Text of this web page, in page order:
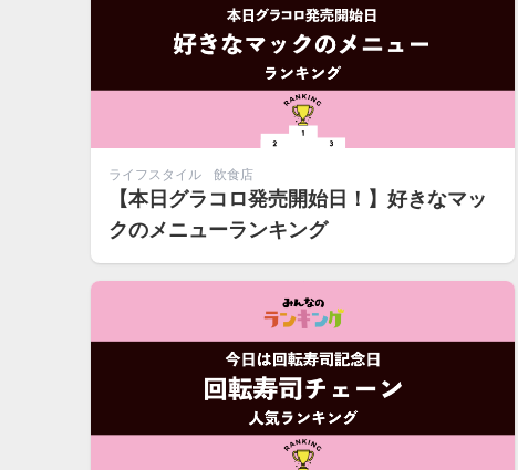
ライフスタイル 飲食店
【本日グラコロ発売開始日！】好きなマッ
クのメニューランキング